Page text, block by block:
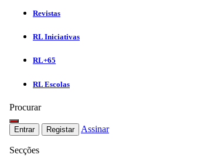
Revistas
RL Iniciativas
RL+65
RL Escolas
Procurar
Entrar Registar Assinar
Secções